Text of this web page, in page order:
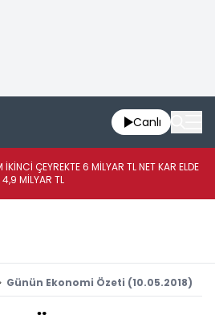
Canlı
İKİNCİ ÇEYREKTE 6 MİLYAR TL NET KAR ELDE
4,9 MİLYAR TL
Günün Ekonomi Özeti (10.05.2018)